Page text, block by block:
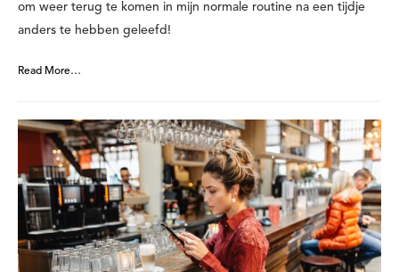
om weer terug te komen in mijn normale routine na een tijdje
anders te hebben geleefd!
Read More…